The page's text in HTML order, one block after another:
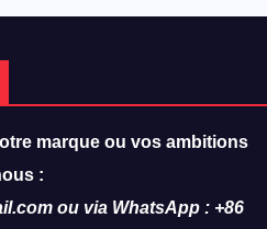
marque ou vos ambitions
:
ou via WhatsApp : +86